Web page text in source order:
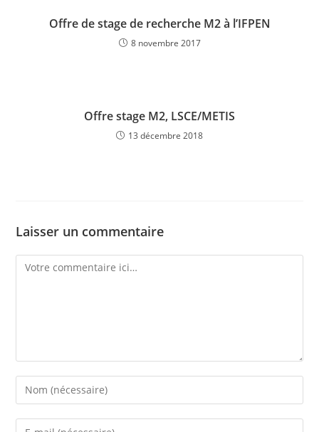
Offre de stage de recherche M2 à l’IFPEN
8 novembre 2017
Offre stage M2, LSCE/METIS
13 décembre 2018
Laisser un commentaire